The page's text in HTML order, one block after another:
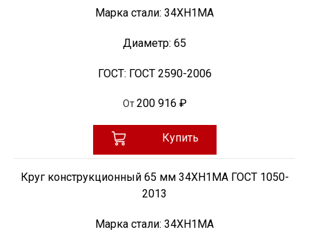
Марка стали: 34ХН1МА
Диаметр: 65
ГОСТ: ГОСТ 2590-2006
От 200 916 ₽
Купить
Круг конструкционный 65 мм 34ХН1МА ГОСТ 1050-
2013
Марка стали: 34ХН1МА